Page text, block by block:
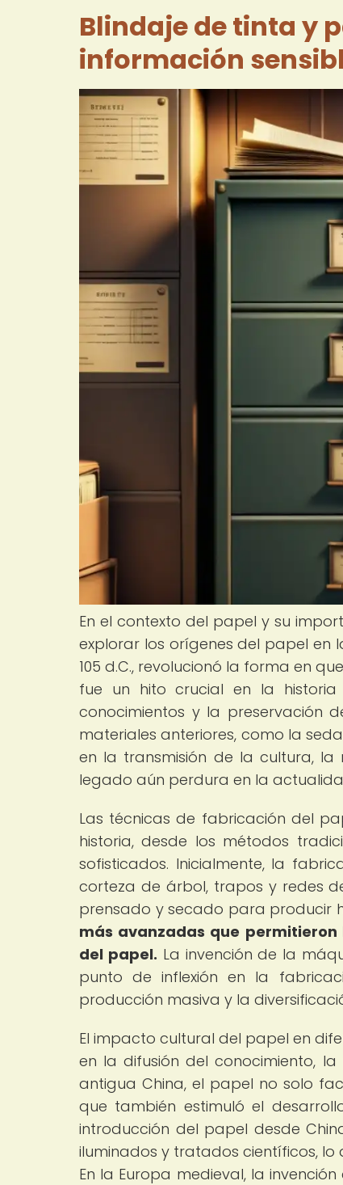
Blindaje de tinta y
información
En el contexto del papel y su
explorar los orígenes del papel en
105 d.C., revolucionó la forma en
fue un hito crucial en la
conocimientos y la preservación
materiales anteriores, como la
en la transmisión de la cultura,
legado aún perdura en la
Las técnicas de fabricación del
historia, desde los métodos
sofisticados. Inicialmente, la
corteza de árbol, trapos y redes
prensado y secado para producir
más avanzadas que
del papel. La invención de la
punto de inflexión en la
producción masiva y la
El impacto cultural del papel en
en la difusión del conocimiento,
antigua China, el papel no solo
que también estimuló el
introducción del papel desde
iluminados y tratados científicos,
En la Europa medieval, la